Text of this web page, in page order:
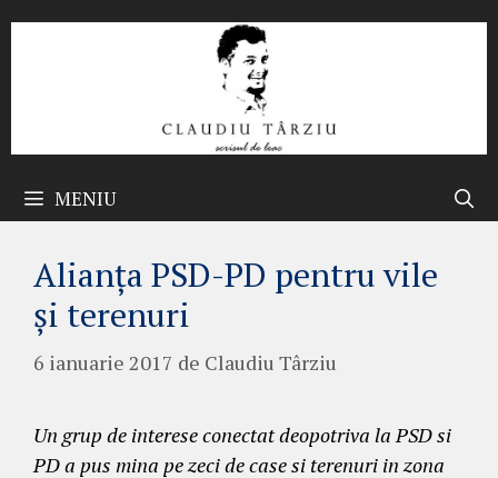
MENIU
Alianța PSD-PD pentru vile
și terenuri
6 ianuarie 2017 de Claudiu Târziu
Un grup de interese conectat deopotriva la PSD si
PD a pus mina pe zeci de case si terenuri in zona